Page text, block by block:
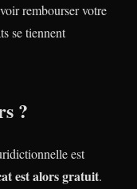
rembourser votre
se tiennent
?
est
est alors gratuit.